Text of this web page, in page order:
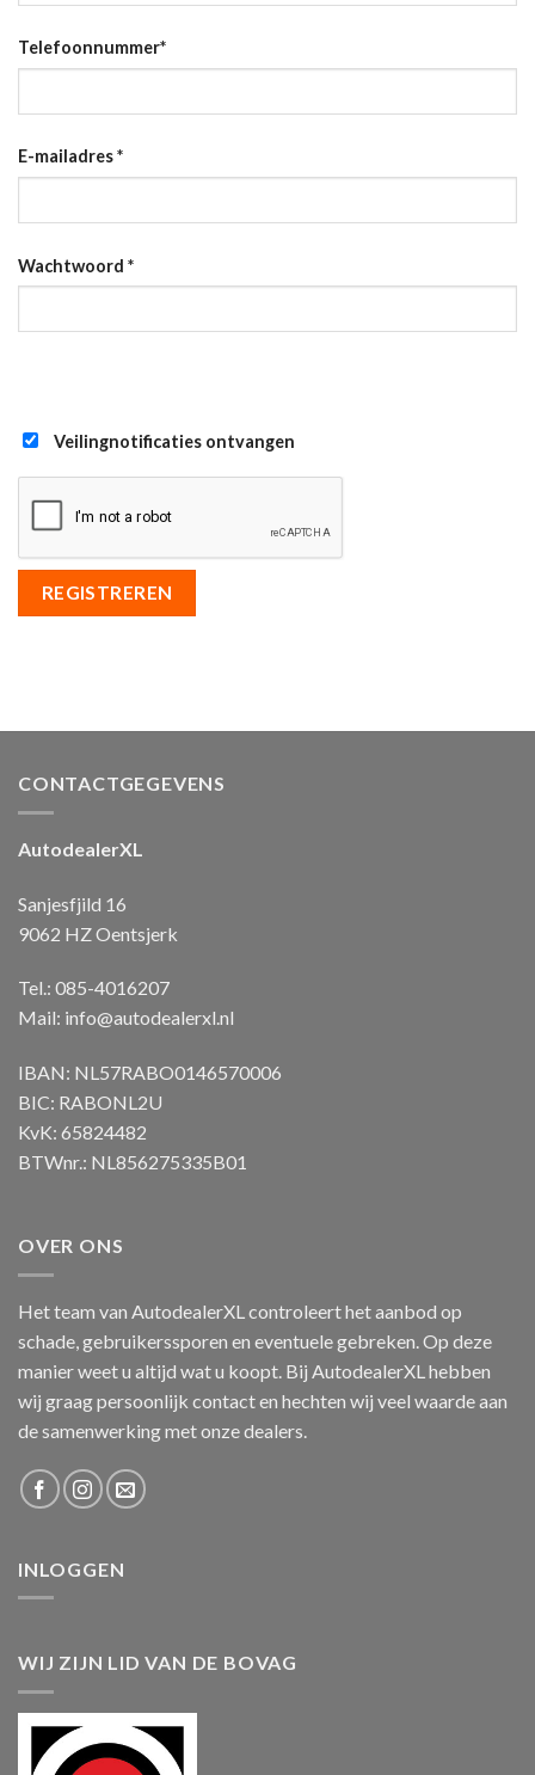
Telefoonnummer*
E-mailadres*
Wachtwoord *
Veilingnotificaties ontvangen
REGISTREREN
CONTACTGEGEVENS
AutodealerXL
Sanjesfjild 16
9062 HZ Oentsjerk
Tel.: 085-4016207
Mail: info@autodealerxl.nl
IBAN: NL57RABO0146570006
BIC: RABONL2U
KvK: 65824482
BTWnr.: NL856275335B01
OVER ONS
Het team van AutodealerXL controleert het aanbod op
schade, gebruikerssporen en eventuele gebreken. Op deze
manier weet u altijd wat u koopt. Bij AutodealerXL hebben
wij graag persoonlijk contact en hechten wij veel waarde aan
de samenwerking met onze dealers.
INLOGGEN
WIJ ZIJN LID VAN DE BOVAG